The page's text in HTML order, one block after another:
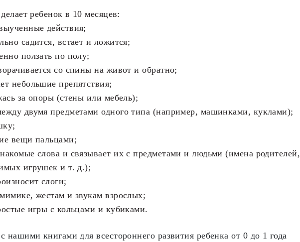
ребенок в 10 месяцев:
действия;
садится, встает и ложится;
ползать по полу;
со спины на живот и обратно;
небольшие препятствия;
за опоры (стены или мебель);
двумя предметами одного типа (например, машинками, куклами);
вещи пальцами;
слова и связывает их с предметами и людьми (имена родителей,
игрушек и т. д.);
слоги;
жестам и звукам взрослых;
игры с кольцами и кубиками.
нашими книгами для всестороннего развития ребенка от 0 до 1 года